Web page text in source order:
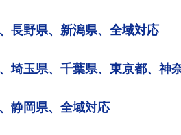
長野県、新潟県、全域対応
埼玉県、千葉県、東京都、神
静岡県、全域対応